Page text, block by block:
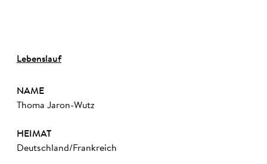
Lebenslauf
NAME
Thoma Jaron-Wutz
HEIMAT
Deutschland/Frankreich